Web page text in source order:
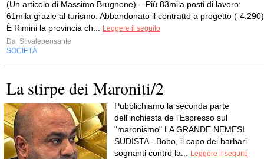
(Un articolo di Massimo Brugnone) – Più 83mila posti di lavoro:
61mila grazie al turismo. Abbandonato il contratto a progetto (-
È Rimini la provincia ch... Leggere il seguito
Da Stivalepensante
SOCIETÀ
La stirpe dei Maroniti/2
Pubblichiamo la seconda parte
dell'inchiesta de l'Espresso sul
"maronismo" LA GRANDE NEMESI
SUDISTA - Bobo, il capo dei barbari
sognanti contro la... Leggere il seguito